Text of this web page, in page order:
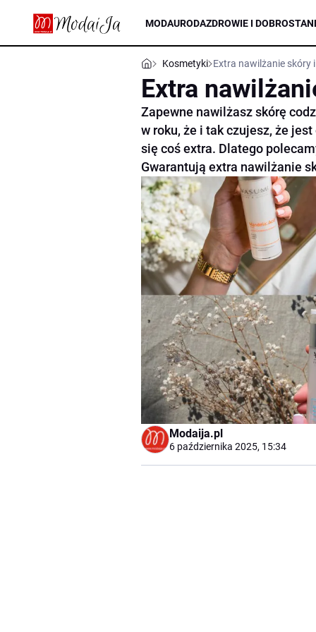
MODAURODAZDROWIE I DOBROSTAN
Kosmetyki Extra nawilżanie skóry
Extra
Zapewne nawilżasz skórę
w roku, że i tak czujesz, że
się coś extra. Dlatego
Gwarantują extra nawilżanie
Modaija.pl
6 października 2025, 15:34